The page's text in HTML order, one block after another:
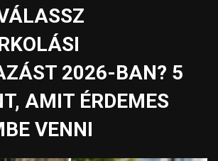
2026-BAN? 5
AMIT ÉRDEMES
VENNI